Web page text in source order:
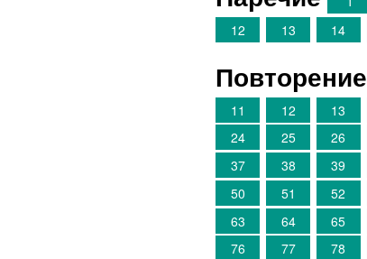
12
13 14
Повторение
11
12 13
24
25 26
37
38 39
50
51 52
63
64 65
76
77 78